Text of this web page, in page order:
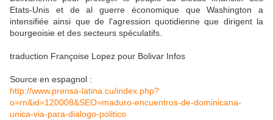
Etats-Unis et de al guerre économique que Washington a
intensifiée ainsi que de l'agression quotidienne que dirigent la
bourgeoisie et des secteurs spéculatifs.
traduction Françoise Lopez pour Bolivar Infos
Source en espagnol :
http://www.prensa-latina.cu/index.php?
o=rn&id=120008&SEO=maduro-encuentros-de-dominicana-
unica-via-para-dialogo-politico